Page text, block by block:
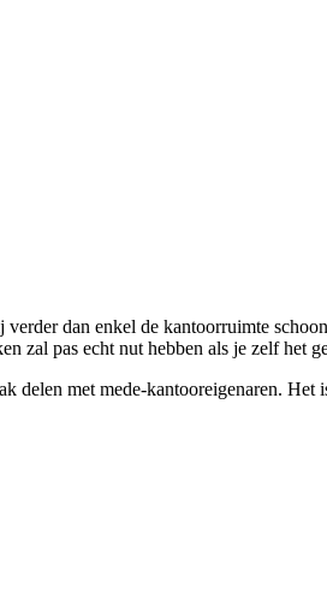
dan enkel de kantoorruimte
zal pas echt nut hebben als je zelf het
met mede-kantooreigenaren. Het